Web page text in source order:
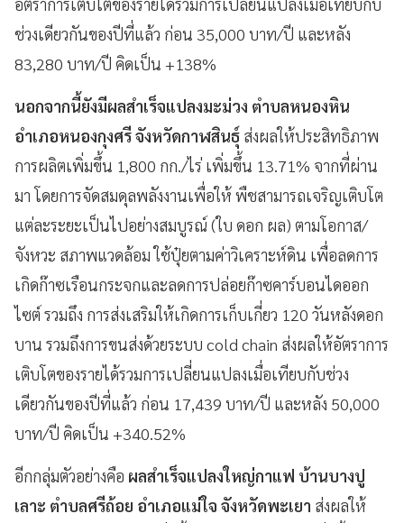
ช่วงเดียวกันของปีที่แล้ว ก่อน 35,000 บาท/ปี และหลัง
83,280 บาท/ปี คิดเป็น +138%
นอกจากนี้ยังมีผลสำเร็จแปลงมะม่วง ตำบลหนองหิน
อำเภอหนองกุงศรี จังหวัดกาฬสินธุ์ ส่งผลให้ประสิทธิภาพ
การผลิตเพิ่มขึ้น 1,800 กก./ไร่ เพิ่มขึ้น 13.71% จากที่ผ่าน
มา โดยการจัดสมดุลพลังงานเพื่อให้ พืชสามารถเจริญเติบโต
แต่ละระยะเป็นไปอย่างสมบูรณ์ (ใบ ดอก ผล) ตามโอกาส/
จังหวะ สภาพแวดล้อม ใช้ปุ๋ยตามค่าวิเคราะห์ดิน เพื่อลดการ
เกิดก๊าซเรือนกระจกและลดการปล่อยก๊าซคาร์บอนไดออก
ไซต์ รวมถึง การส่งเสริมให้เกิดการเก็บเกี่ยว 120 วันหลังดอก
บาน รวมถึงการขนส่งด้วยระบบ cold chain ส่งผลให้อัตราการ
เติบโตของรายได้รวมการเปลี่ยนแปลงเมื่อเทียบกับช่วง
เดียวกันของปีที่แล้ว ก่อน 17,439 บาท/ปี และหลัง 50,000
บาท/ปี คิดเป็น +340.52%
อีกกลุ่มตัวอย่างคือ ผลสำเร็จแปลงใหญ่กาแฟ บ้านบางปู
เลาะ ตำบลศรีถ้อย อำเภอแม่ใจ จังหวัดพะเยา ส่งผลให้